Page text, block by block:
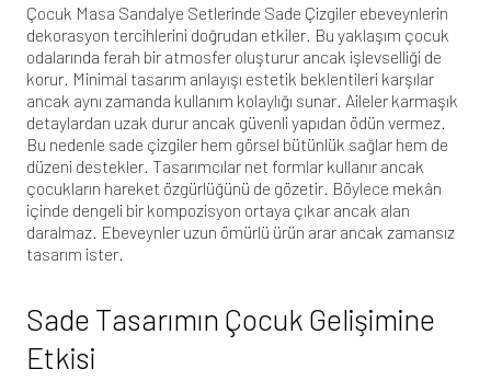
Çocuk Masa Sandalye Setlerinde Sade Çizgiler ebeveynlerin
dekorasyon tercihlerini doğrudan etkiler. Bu yaklaşım çocuk
odalarında ferah bir atmosfer oluşturur ancak işlevselliği de
korur. Minimal tasarım anlayışı estetik beklentileri karşılar
ancak aynı zamanda kullanım kolaylığı sunar. Aileler karmaşık
detaylardan uzak durur ancak güvenli yapıdan ödün vermez.
Bu nedenle sade çizgiler hem görsel bütünlük sağlar hem de
düzeni destekler. Tasarımcılar net formlar kullanır ancak
çocukların hareket özgürlüğünü de gözetir. Böylece mekân
içinde dengeli bir kompozisyon ortaya çıkar ancak alan
daralmaz. Ebeveynler uzun ömürlü ürün arar ancak zamansız
tasarım ister.
Sade Tasarımın Çocuk Gelişimine
Etkisi